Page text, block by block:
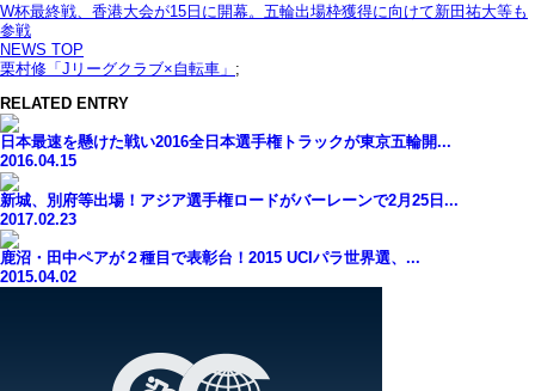
W杯最終戦、香港大会が15日に開幕。五輪出場枠獲得に向けて新田祐大等も
参戦
NEWS TOP
栗村修「Jリーグクラブ×自転車」 ;
RELATED ENTRY
日本最速を懸けた戦い2016全日本選手権トラックが東京五輪開...
2016.04.15
新城、別府等出場！アジア選手権ロードがバーレーンで2月25日...
2017.02.23
鹿沼・田中ペアが２種目で表彰台！2015 UCIパラ世界選、...
2015.04.02